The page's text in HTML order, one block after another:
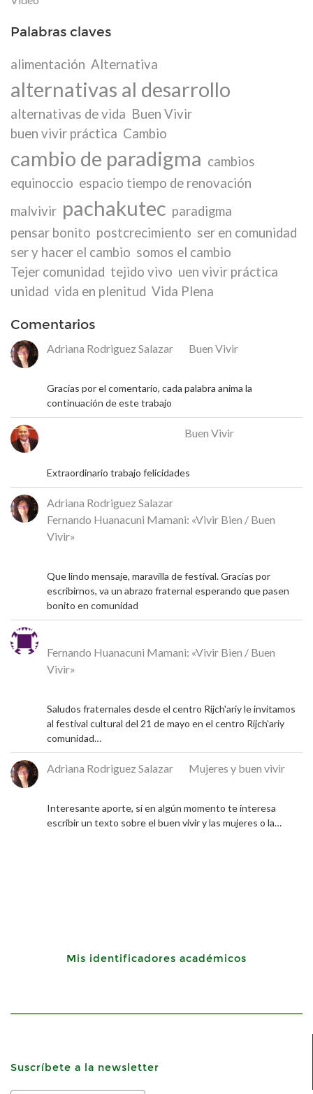
Palabras claves
alimentación Alternativa
alternativas al desarrollo
alternativas de vida Buen Vivir
buen vivir práctica Cambio
cambio de paradigma cambios
equinoccio espacio tiempo de renovación
malvivir pachakutec paradigma
pensar bonito postcrecimiento ser en comunidad
ser y hacer el cambio somos el cambio
Tejer comunidad tejido vivo uen vivir práctica
unidad vida en plenitud Vida Plena
Comentarios
Adriana Rodriguez Salazar Buen Vivir
Gracias por el comentario, cada palabra anima la
continuación de este trabajo
Buen Vivir
Extraordinario trabajo felicidades
Adriana Rodriguez Salazar
Fernando Huanacuni Mamani: «Vivir Bien / Buen
Vivir»
Que lindo mensaje, maravilla de festival. Gracias por
escribirnos, va un abrazo fraternal esperando que pasen
bonito en comunidad
Fernando Huanacuni Mamani: «Vivir Bien / Buen
Vivir»
Saludos fraternales desde el centro Rijch'ariy le invitamos
al festival cultural del 21 de mayo en el centro Rijch'ariy
comunidad…
Adriana Rodriguez Salazar Mujeres y buen vivir
Interesante aporte, si en algún momento te interesa
escribir un texto sobre el buen vivir y las mujeres o la…
Mis identificadores académicos
Suscríbete a la newsletter